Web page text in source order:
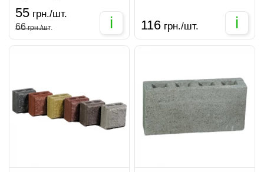
55 грн./шт.
66грн./шт. i 116 грн./шт. i